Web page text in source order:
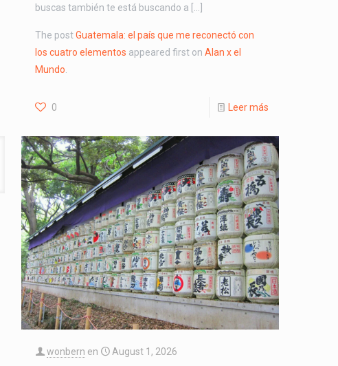
buscas también te está buscando a […]
The postGuatemala: el país que me reconectó con
los cuatro elementos appeared first onAlan x el
Mundo
0 Leer más
wonbern en August 1, 2026